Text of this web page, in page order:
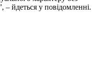
– йдеться у повідомленні.